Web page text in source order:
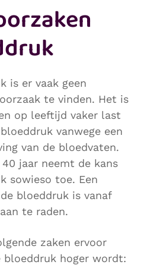
is er vaak geen
te vinden. Het is
op leeftijd vaker last
vanwege een
van de bloedvaten.
jaar neemt de kans
sowieso toe. Een
bloeddruk is vanaf
te raden.
zaken ervoor
bloeddruk hoger wordt: